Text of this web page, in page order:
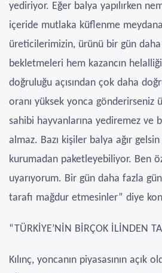
yediriyor. Eğer balya yapılırken
içeride mutlaka küflenme
üreticilerimizin, ürünü bir gün
bekletmeleri hem kazancın
doğruluğu açısından çok daha
oranı yüksek yonca gönderirseniz
sahibi hayvanlarına yediremez ve
almaz. Bazı kişiler balya ağır
kurumadan paketleyebiliyor. Ben
uyarıyorum. Bir gün daha fazla
tarafı mağdur etmesinler” diye
“TÜRKİYE’NİN BİRÇOK İLİNDEN
Kılınç, yoncanın piyasasının açık